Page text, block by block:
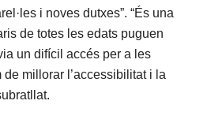
i noves dutxes”. “És una
de totes les edats puguen
un difícil accés per a les
millorar l’accessibilitat i la